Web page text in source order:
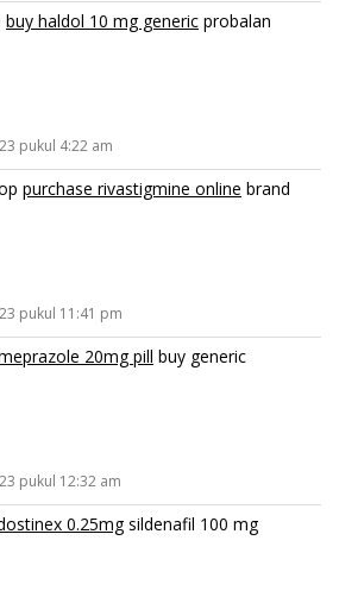
buy haldol 10 mg generic probalan
pukul 4:22 am
purchase rivastigmine online brand
pukul 11:41 pm
20mg pill buy generic
pukul 12:32 am
0.25mgsildenafil 100 mg